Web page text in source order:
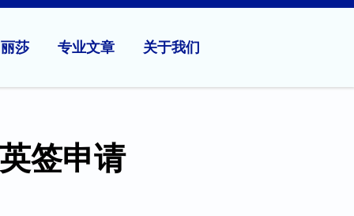
莎 专业文章 关于我们
签申请